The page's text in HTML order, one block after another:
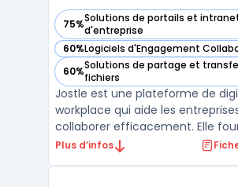
75%Solutions de portails et
d'entreprise
— voir Jostle dans cette catégorie
60%Logiciels d'Engagement
— voir Jostle dans cette catégorie
60%Solutions de partage et
fichiers
— voir Jostle dans cette catégorie
Jostle est une plateforme de
workplace qui aide les
collaborer efficacement. Elle
espace de travail en ligne où les
Plus d’infos